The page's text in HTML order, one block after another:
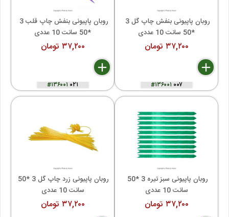
*50 سانت 10 عددی
۳۷,۲۰۰ تومان
delete
remove
add
#۱۳۶۰۰۱۰۲۱
*50 سانت 10 عددی
۳۷,۲۰۰ تومان
delete
remove
add
#۱۳۶۰۰۱۰۰۷
سانت 10 عددی
۳۷,۲۰۰ تومان
سانت 10 عددی
۳۷,۲۰۰ تومان